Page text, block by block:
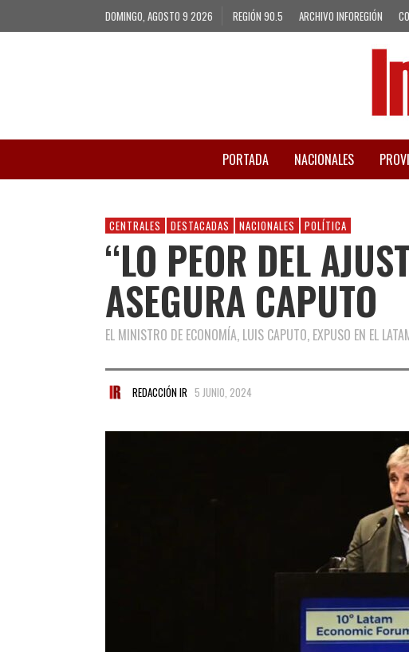
DOMINGO, AGOSTO 9 2026 REGIÓN 90.5 ARCHIVO INFOREGIÓN
PORTADA NACIONALES
CENTRALES DESTACADAS NACIONALES POLÍTICA
“LO PEOR DEL
ASEGURA CAPUTO
EL MINISTRO DE ECONOMÍA, LUIS CAPUTO, EXPUSO EN EL
REDACCIÓN IR 5 JUNIO, 2024